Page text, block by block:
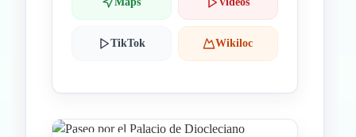
TikTok Wikiloc